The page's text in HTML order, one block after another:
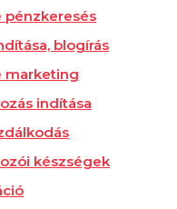
pénzkeresés
blogírás
marketing
indítása
készségek